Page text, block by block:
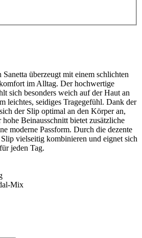
überzeugt mit einem schlichten
im Alltag. Der hochwertige
sich besonders weich auf der Haut an
leichtes, seidiges Tragegefühl. Dank der
der Slip optimal an den Körper an,
Beinausschnitt bietet zusätzliche
moderne Passform. Durch die dezente
vielseitig kombinieren und eignet sich
jeden Tag.
Mix